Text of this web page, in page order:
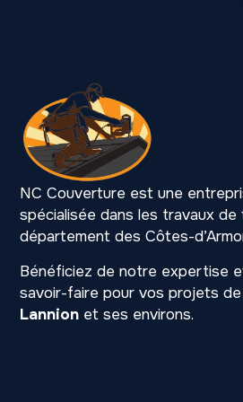
NC Couverture est une
spécialisée dans les travaux
département des Côtes-
Bénéficiez de notre expertise
savoir-faire pour vos projets
Lannion et ses environs.